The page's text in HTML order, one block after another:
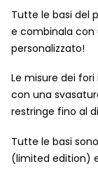
Tutte le basi del
e combinala con
personalizzato!
Le misure dei
con una
restringe fino al
Tutte le basi
(limited edition)